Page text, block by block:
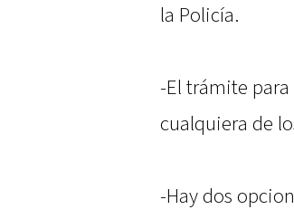
la Policía.
-El trámite
cualquiera de
-Hay dos